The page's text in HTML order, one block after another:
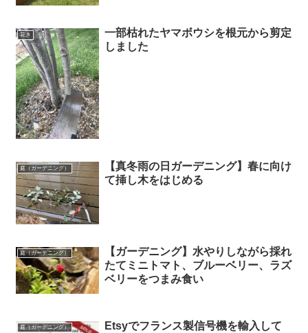
花き
一部枯れたヤマボウシを根元から剪定
しました
庭（ガーデニング）
【真冬雨の日ガーデニング】春に向け
て挿し木をはじめる
庭（ガーデニング）
【ガーデニング】水やりしながら採れ
たてミニトマト、ブルーベリー、ラズ
ベリーをつまみ食い
庭（ガーデニング）
Etsyでフランス製信号機を輸入して